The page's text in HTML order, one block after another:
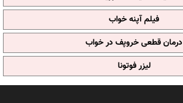
فیلم آپنه خواب
درمان قطعی خروپف در خواب
لیزر فوتونا